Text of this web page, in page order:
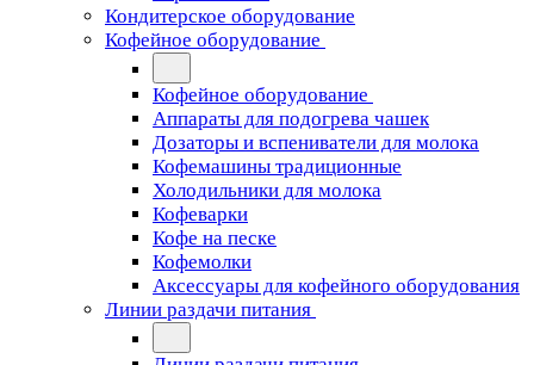
Кондитерское оборудование
Кофейное оборудование
Кофейное оборудование
Аппараты для подогрева чашек
Дозаторы и вспениватели для молока
Кофемашины традиционные
Холодильники для молока
Кофеварки
Кофе на песке
Кофемолки
Аксессуары для кофейного оборудования
Линии раздачи питания